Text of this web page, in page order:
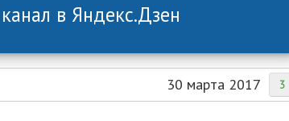
в Яндекс.Дзен
3
30 марта 2017